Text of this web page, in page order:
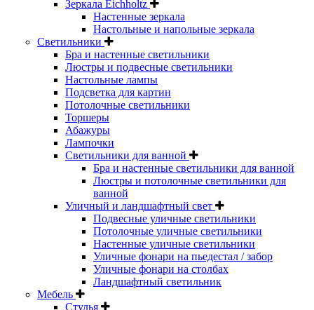
Зеркала Eichholtz
Настенные зеркала
Настольные и напольные зеркала
Светильники
Бра и настенные светильники
Люстры и подвесные светильники
Настольные лампы
Подсветка для картин
Потолочные светильники
Торшеры
Абажуры
Лампочки
Светильники для ванной
Бра и настенные светильники для ванной
Люстры и потолочные светильники для
ванной
Уличный и ландшафтный свет
Подвесные уличные светильники
Потолочные уличные светильники
Настенные уличные светильники
Уличные фонари на пьедестал / забор
Уличные фонари на столбах
Ландшафтный светильник
Мебель
Стулья